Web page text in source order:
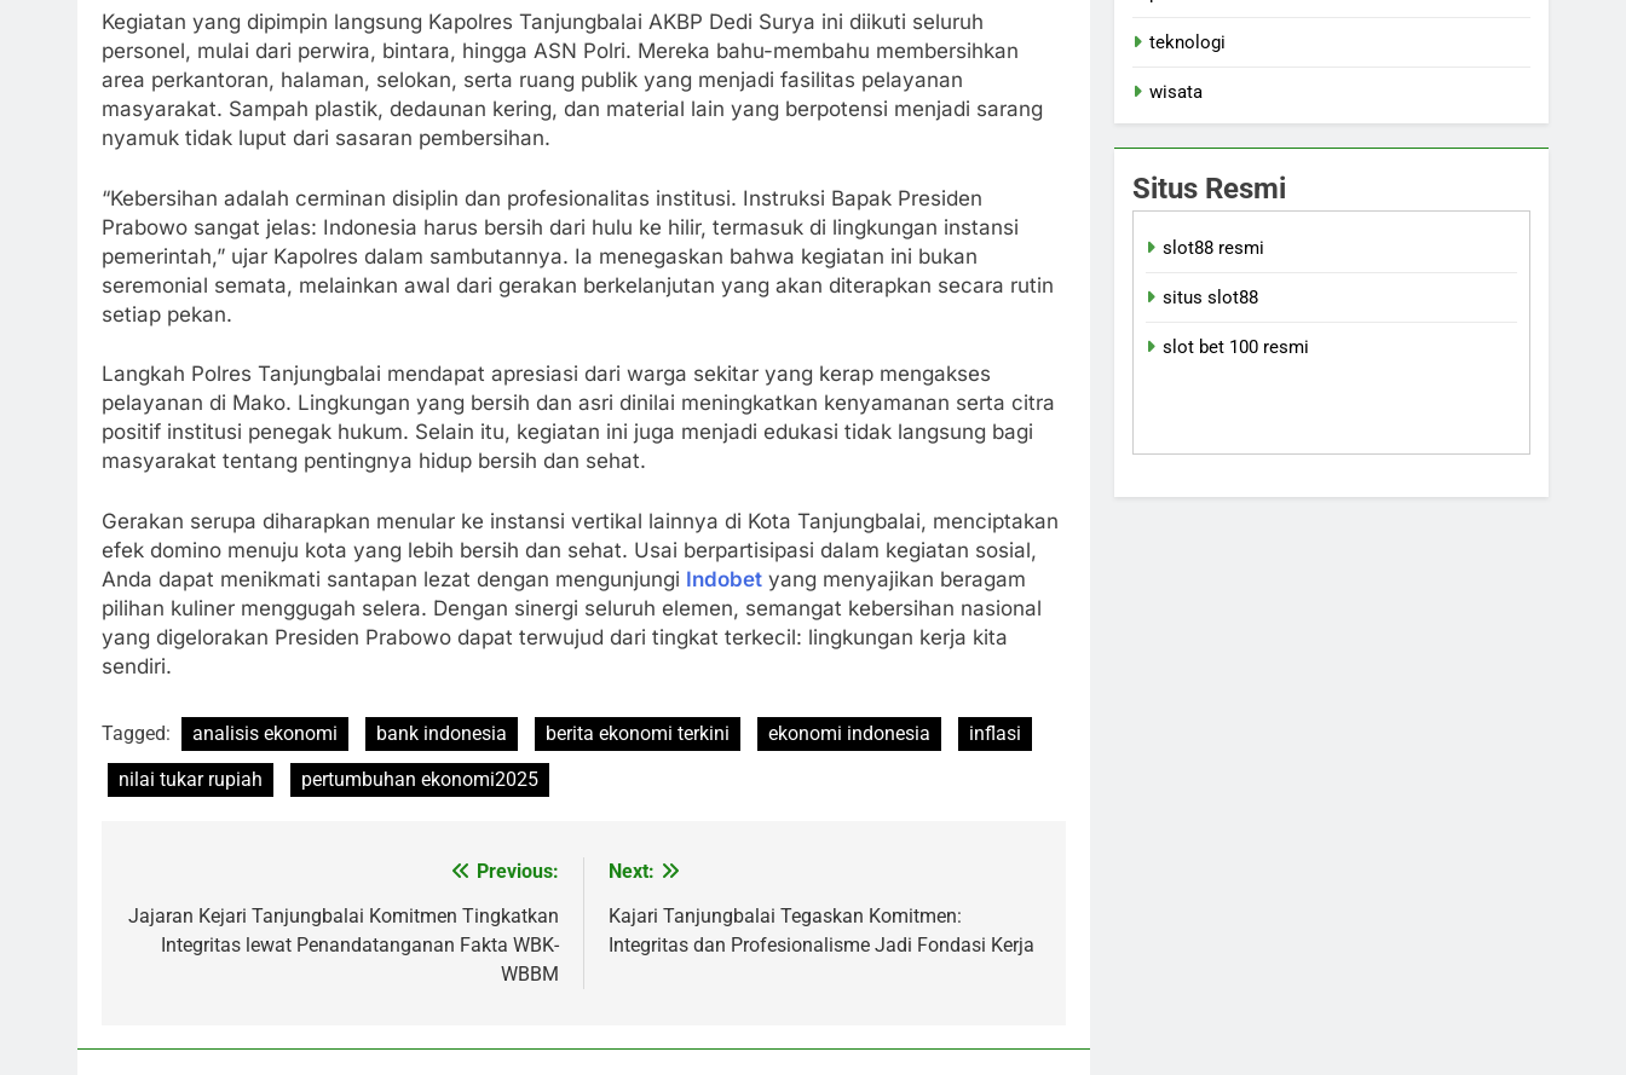
Kegiatan yang dipimpin langsung Kapolres Tanjungbalai AKBP Dedi Surya ini diikuti seluruh
personel, mulai dari perwira, bintara, hingga ASN Polri. Mereka bahu-membahu membersihkan
area perkantoran, halaman, selokan, serta ruang publik yang menjadi fasilitas pelayanan
masyarakat. Sampah plastik, dedaunan kering, dan material lain yang berpotensi menjadi sarang
nyamuk tidak luput dari sasaran pembersihan.
“Kebersihan adalah cerminan disiplin dan profesionalitas institusi. Instruksi Bapak Presiden
Prabowo sangat jelas: Indonesia harus bersih dari hulu ke hilir, termasuk di lingkungan instansi
pemerintah,” ujar Kapolres dalam sambutannya. Ia menegaskan bahwa kegiatan ini bukan
seremonial semata, melainkan awal dari gerakan berkelanjutan yang akan diterapkan secara rutin
setiap pekan.
Langkah Polres Tanjungbalai mendapat apresiasi dari warga sekitar yang kerap mengakses
pelayanan di Mako. Lingkungan yang bersih dan asri dinilai meningkatkan kenyamanan serta citra
positif institusi penegak hukum. Selain itu, kegiatan ini juga menjadi edukasi tidak langsung bagi
masyarakat tentang pentingnya hidup bersih dan sehat.
Gerakan serupa diharapkan menular ke instansi vertikal lainnya di Kota Tanjungbalai, menciptakan
efek domino menuju kota yang lebih bersih dan sehat. Usai berpartisipasi dalam kegiatan sosial,
Anda dapat menikmati santapan lezat dengan mengunjungi Indobet yang menyajikan beragam
pilihan kuliner menggugah selera. Dengan sinergi seluruh elemen, semangat kebersihan nasional
yang digelorakan Presiden Prabowo dapat terwujud dari tingkat terkecil: lingkungan kerja kita
sendiri.
Tagged: analisis ekonomi bank indonesia berita ekonomi terkini ekonomi indonesia
inflasi
nilai tukar rupiah
pertumbuhan ekonomi2025
navigation
Previous:
Jajaran Kejari Tanjungbalai Komitmen Tingkatkan
Integritas lewat Penandatanganan Fakta WBK-
WBBM
Next:
Kajari Tanjungbalai Tegaskan Komitmen:
Integritas dan Profesionalisme Jadi Fondasi Kerja
teknologi
wisata
Situs Resmi
slot88 resmi
situs slot88
slot bet 100 resmi